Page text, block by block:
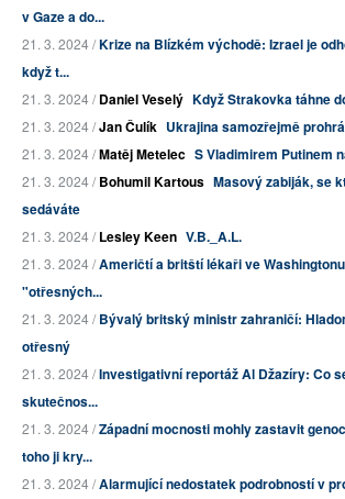
v Gaze a do...
21. 3. 2024 /Krize na Blízkém východě: Izrael je
když t...
21. 3. 2024 /Daniel Veselý Když Strakovka táhne
21. 3. 2024 /Jan Čulík Ukrajina samozřejmě
21. 3. 2024 /Matěj Metelec S Vladimirem Putinem
21. 3. 2024 /Bohumil Kartous Masový zabiják, se
sedáváte
21. 3. 2024 /Lesley Keen V.B._A.L.
21. 3. 2024 /Američtí a britští lékaři ve
"otřesných...
21. 3. 2024 /Bývalý britský ministr zahraničí:
otřesný
21. 3. 2024 /Investigativní reportáž Al Džazíry: Co
skutečnos...
21. 3. 2024 /Západní mocnosti mohly zastavit
toho ji kry...
21. 3. 2024 /Alarmující nedostatek podrobností v